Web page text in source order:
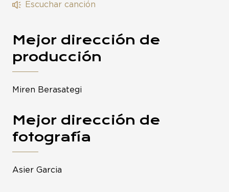
Escuchar canción
Mejor dirección de
producción
Miren Berasategi
Mejor dirección de
fotografía
Asier Garcia